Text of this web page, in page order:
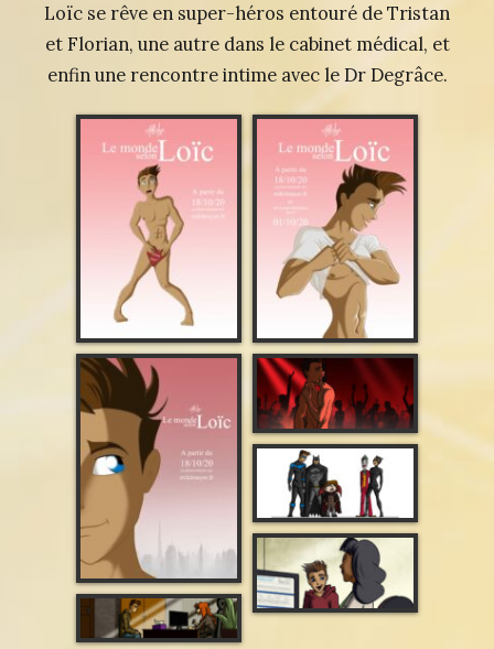
Loïc se rêve en super-héros entouré de Tristan
et Florian, une autre dans le cabinet médical, et
enfin une rencontre intime avec le Dr Degrâce.